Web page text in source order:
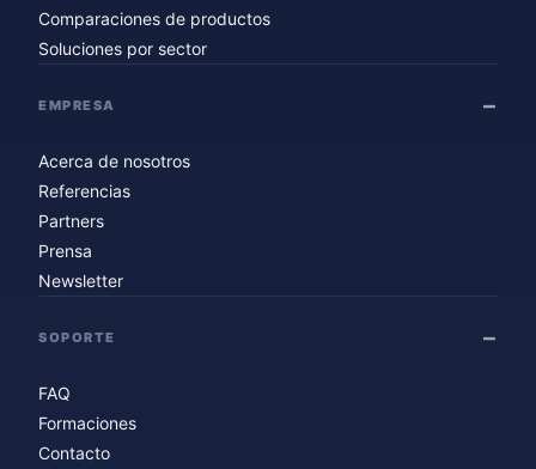
Comparaciones de productos
Soluciones por sector
EMPRESA
Acerca de nosotros
Referencias
Partners
Prensa
Newsletter
SOPORTE
FAQ
Formaciones
Contacto